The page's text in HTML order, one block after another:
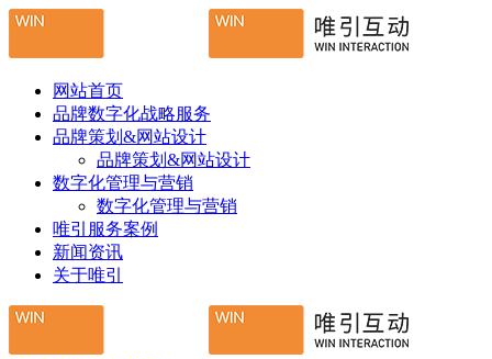
网站首页
品牌数字化战略服务
品牌策划&网站设计
品牌策划&网站设计
数字化管理与营销
数字化管理与营销
唯引服务案例
新闻资讯
关于唯引